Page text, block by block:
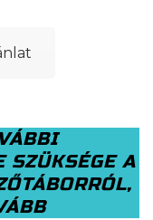
SZÜKSÉGE A